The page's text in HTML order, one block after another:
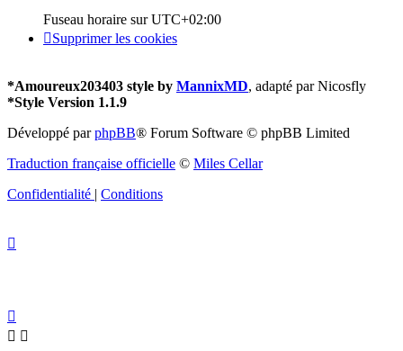
Fuseau horaire surUTC+02:00
Supprimer les cookies
*Amoureux203403 style by MannixMD, adapté par Nicosfly
*Style Version 1.1.9
Développé parphpBB® Forum Software © phpBB Limited
Traduction française officielle © Miles Cellar
Confidentialité | Conditions